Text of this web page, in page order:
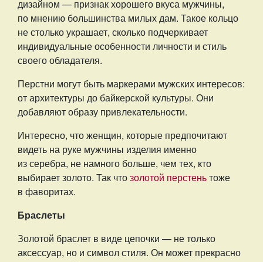
дизайном — признак хорошего вкуса мужчины,
по мнению большинства милых дам. Такое кольцо
не столько украшает, сколько подчеркивает
индивидуальные особенности личности и стиль
своего обладателя.
Перстни могут быть маркерами мужских интересов:
от архитектуры до байкерской культуры. Они
добавляют образу привлекательности.
Интересно, что женщин, которые предпочитают
видеть на руке мужчины изделия именно
из серебра, не намного больше, чем тех, кто
выбирает золото. Так чтозолотой перстеньтоже
в фаворитах.
Браслеты
Золотой браслет в виде цепочки — не только
аксессуар, но и символ стиля. Он может прекрасно